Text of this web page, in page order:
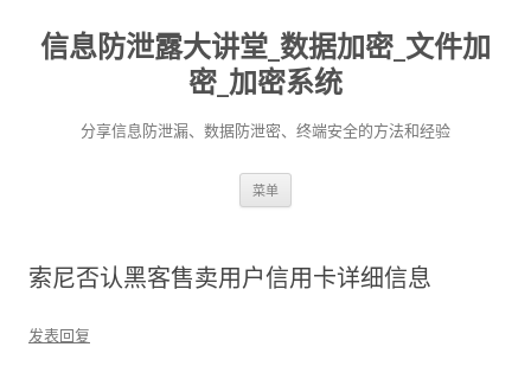
信息防泄露大讲堂_数据加密_文件加
密_加密系统
分享信息防泄漏、数据防泄密、终端安全的方法和经验
菜单
索尼否认黑客售卖用户信用卡详细信息
发表回复